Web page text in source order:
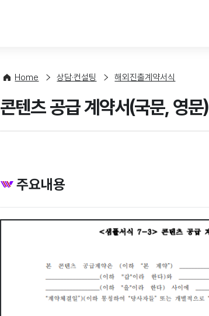
Home 상담·컨설팅 해외진출계약서식
콘텐츠 공급 계약서(국문, 영문)
주요내용